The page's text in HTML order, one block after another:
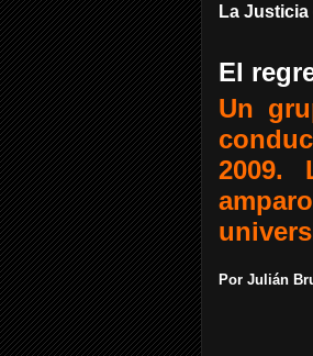
La
El
Un
2009.
Por Julián